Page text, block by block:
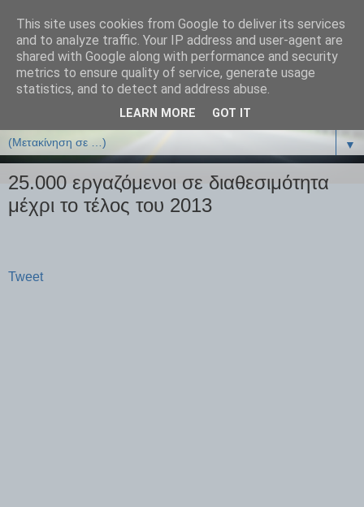
ΒΙΟΛΟΓΙΑonline.gr
Online Μαθήματα Βιολογίας
▼
25.000 εργαζόμενοι σε διαθεσιμότητα
μέχρι το τέλος του 2013
Tweet
This site uses cookies from Google to deliver its services
and to analyze traffic. Your IP address and user-agent are
shared with Google along with performance and security
metrics to ensure quality of service, generate usage
statistics, and to detect and address abuse.
LEARN MORE GOT IT